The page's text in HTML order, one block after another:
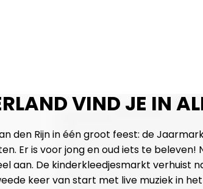
VIND JE IN
Rijn in één groot feest: de
Er is voor jong en oud iets te beleven!
De kinderkleedjesmarkt verhuist
keer van start met live muziek in